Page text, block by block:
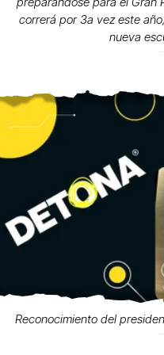
correrá por 3a vez este
nueva
Reconocimiento del